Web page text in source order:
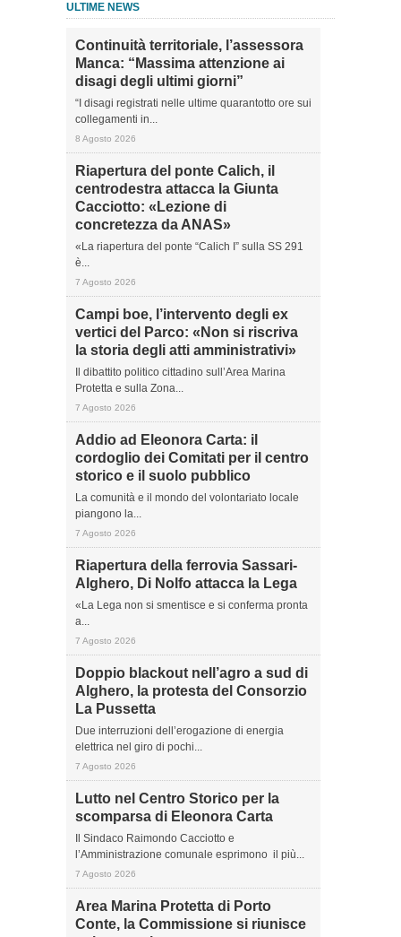
ULTIME NEWS
Continuità territoriale, l’assessora
Manca: “Massima attenzione ai
disagi degli ultimi giorni”
“I disagi registrati nelle ultime quarantotto ore sui
collegamenti in...
8 Agosto 2026
Riapertura del ponte Calich, il
centrodestra attacca la Giunta
Cacciotto: «Lezione di
concretezza da ANAS»
«La riapertura del ponte “Calich I” sulla SS 291
è...
7 Agosto 2026
Campi boe, l’intervento degli ex
vertici del Parco: «Non si riscriva
la storia degli atti amministrativi»
Il dibattito politico cittadino sull’Area Marina
Protetta e sulla Zona...
7 Agosto 2026
Addio ad Eleonora Carta: il
cordoglio dei Comitati per il centro
storico e il suolo pubblico
La comunità e il mondo del volontariato locale
piangono la...
7 Agosto 2026
Riapertura della ferrovia Sassari-
Alghero, Di Nolfo attacca la Lega
«La Lega non si smentisce e si conferma pronta
a...
7 Agosto 2026
Doppio blackout nell’agro a sud di
Alghero, la protesta del Consorzio
La Pussetta
Due interruzioni dell’erogazione di energia
elettrica nel giro di pochi...
7 Agosto 2026
Lutto nel Centro Storico per la
scomparsa di Eleonora Carta
Il Sindaco Raimondo Cacciotto e
l’Amministrazione comunale esprimono il più...
7 Agosto 2026
Area Marina Protetta di Porto
Conte, la Commissione si riunisce